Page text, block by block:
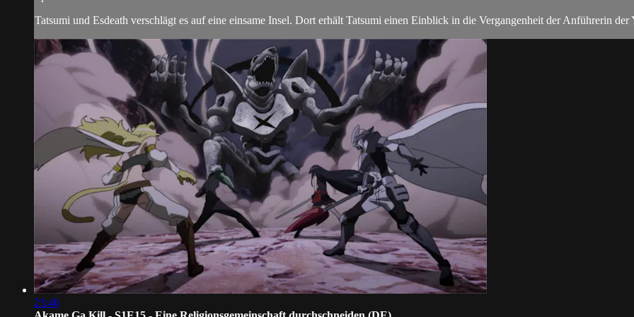
Tatsumi und Esdeath verschlägt es auf eine einsame Insel. Dort erhält Tatsumi einen Einblick in die Vergangenheit der Anführerin der
23:46